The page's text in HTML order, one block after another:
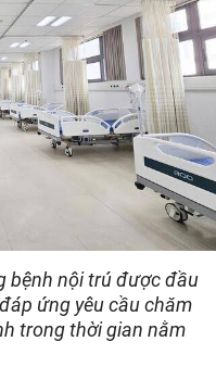
bệnh nội trú được đầu
ứng yêu cầu chăm
trong thời gian nằm